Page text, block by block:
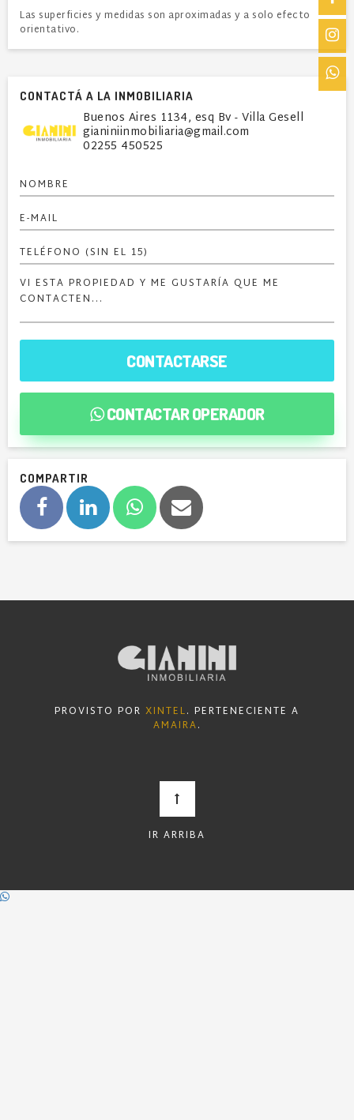
Las superficies y medidas son aproximadas y a solo efecto
orientativo.
CONTACTÁ A LA INMOBILIARIA
Buenos Aires 1134, esq Bv - Villa Gesell
gianiniinmobiliaria@gmail.com
02255 450525
CONTACTARSE
CONTACTAR OPERADOR
COMPARTIR
PROVISTO POR XINTEL. PERTENECIENTE A
AMAIRA.
IR ARRIBA